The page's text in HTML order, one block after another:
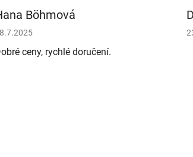
Böhmová
obchodu je 5 z 5 hvězdiček.
ceny, rychlé doručení.